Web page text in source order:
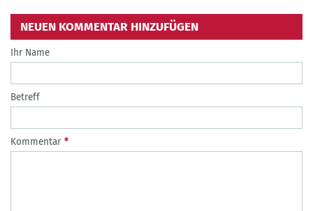
NEUEN KOMMENTAR HINZUFÜGEN
Ihr Name
Betreff
Kommentar